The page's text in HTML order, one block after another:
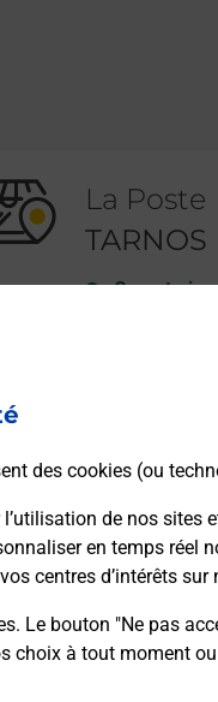
des cookies (ou
de nos sites
en temps
centres d’intérêts sur
Le bouton "Ne pas
choix à tout moment
La Poste
TARNOS
Ouvert-